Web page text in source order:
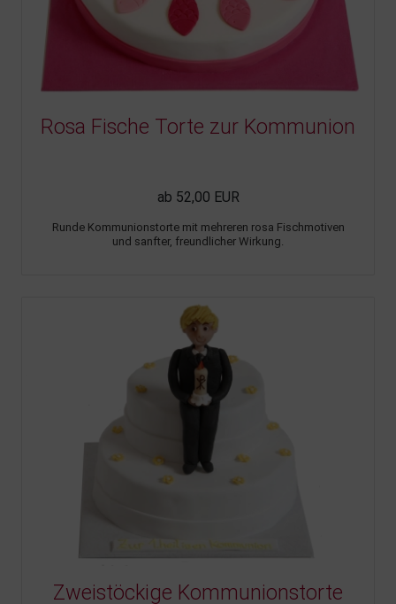
Rosa Fische Torte zur Kommunion
ab 52,00 EUR
Runde Kommunionstorte mit mehreren rosa Fischmotiven
und sanfter, freundlicher Wirkung.
Zweistöckige Kommunionstorte